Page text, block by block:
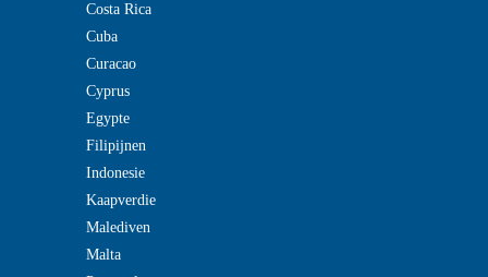
Costa Rica
Cuba
Curacao
Cyprus
Egypte
Filipijnen
Indonesie
Kaapverdie
Malediven
Malta